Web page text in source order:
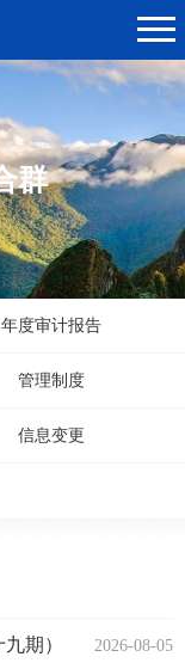
群
年度审计报告
管理制度
信息变更
期） 2026-08-05